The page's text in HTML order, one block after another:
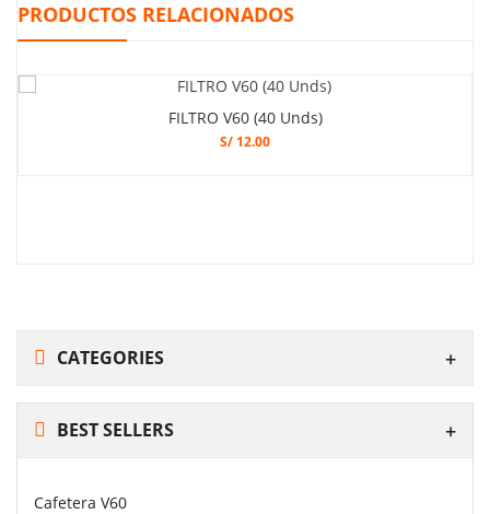
CATEGORIES
BEST SELLERS
Cafetera V60
PRODUCTOS RELACIONADOS
FILTRO V60 (40 Unds)
S/ 12.00